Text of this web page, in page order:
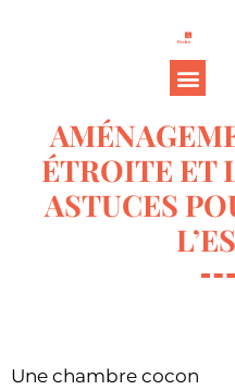
ÉTROITE ET
ASTUCES
Une chambre cocon